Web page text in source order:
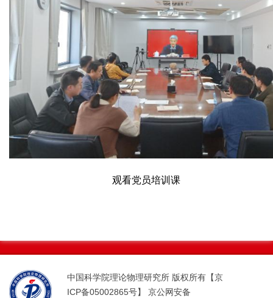
观看党员培训课
中国科学院理论物理研究所 版权所有【京
ICP备05002865号】 京公网安备